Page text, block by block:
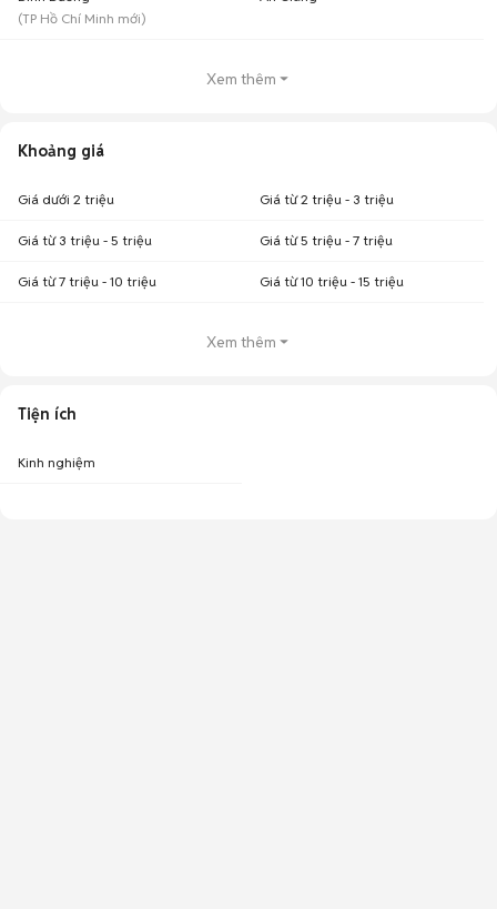
(TP Hồ Chí Minh mới)
Xem thêm
Khoảng giá
Giá dưới 2 triệu Giá từ 2 triệu - 3 triệu
Giá từ 3 triệu - 5 triệu Giá từ 5 triệu - 7 triệu
Giá từ 7 triệu - 10 triệu Giá từ 10 triệu - 15 triệu
Xem thêm
Tiện ích
Kinh nghiệm